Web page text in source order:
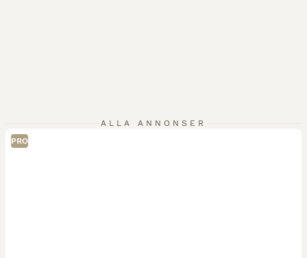
ALLA ANNONSER
PRO